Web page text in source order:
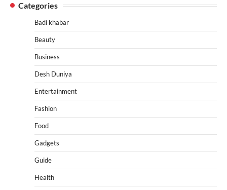
Categories
Badi khabar
Beauty
Business
Desh Duniya
Entertainment
Fashion
Food
Gadgets
Guide
Health